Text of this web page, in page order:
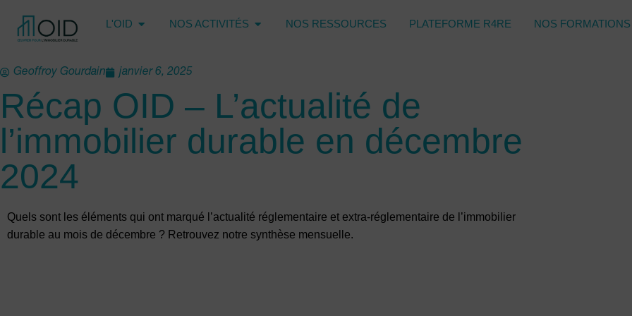
L'OID NOS ACTIVITÉS NOS RESSOURCES PLATEFORME R4RE NOS FORMATIONS
Geoffroy Gourdain janvier 6, 2025
Récap OID – L’actualité de
l’immobilier durable en décembre
2024
Quels sont les éléments qui ont marqué l’actualité réglementaire et extra-réglementaire de l’immobilier
durable au mois de décembre ? Retrouvez notre synthèse mensuelle.